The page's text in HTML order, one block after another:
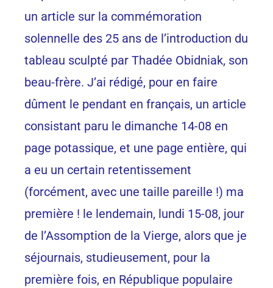
un article sur la commémoration
solennelle des 25 ans de l’introduction du
tableau sculpté par Thadée Obidniak, son
beau-frère. J’ai rédigé, pour en faire
dûment le pendant en français, un article
consistant paru le dimanche 14-08 en
page potassique, et une page entière, qui
a eu un certain retentissement
(forcément, avec une taille pareille !) ma
première ! le lendemain, lundi 15-08, jour
de l’Assomption de la Vierge, alors que je
séjournais, studieusement, pour la
première fois, en République populaire